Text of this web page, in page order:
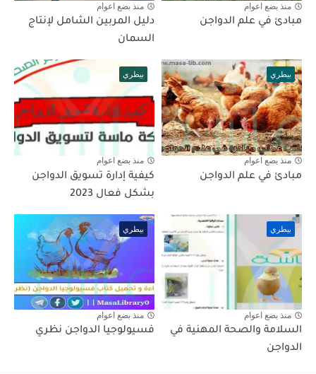
منذ بضع اعوام
مبادئ في علم الدواجن
منذ بضع اعوام
دليل المربين الشامل لإنتاج
السمان
بيطري
منذ بضع اعوام
مبادئ في علم الدواجن
بيطري
منذ بضع اعوام
كيفية إدارة تسويق الدواجن
بشكل فعال 2023
بيطري
منذ بضع اعوام
السلامة والصحة المهنية في
الدواجن
بيطري
منذ بضع اعوام
فسيولوجيا الدواجن نظري